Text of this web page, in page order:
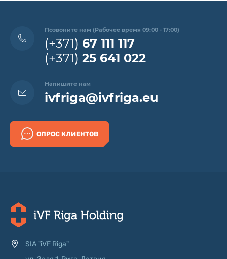
Позвоните нам (Рабочее время 09:00 - 17:00)
(+371) 67 111 117
(+371) 25 641 022
Напишите нам
ivfriga@ivfriga.eu
ОПРОС КЛИЕНТОВ
SIA "iVF Riga"